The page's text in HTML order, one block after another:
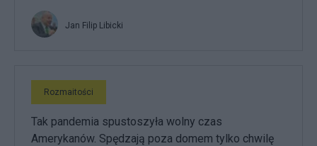
Jan Filip Libicki
Rozmaitości
Tak pandemia spustoszyła wolny czas
Amerykanów. Spędzają poza domem tylko chwilę